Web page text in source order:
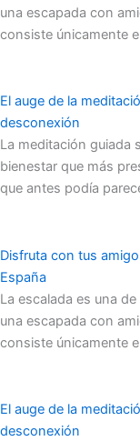
una escapada con
consiste únicamente
El auge de la
desconexión
La meditación guiada
bienestar que más
que antes podía
Disfruta con tus
España
La escalada es una
una escapada con
consiste únicamente
El auge de la
desconexión